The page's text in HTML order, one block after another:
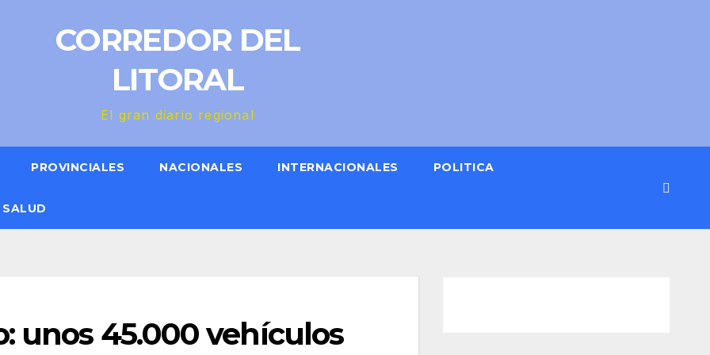
CORREDOR DEL
LITORAL
El gran diario regional
PROVINCIALES NACIONALES INTERNACIONALES POLITICA
SALUD
unos 45.000 vehículos